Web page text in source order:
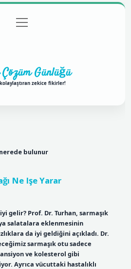
Gizlilik Politikası
menüyü
aç
Günlüğü
kolaylaştıran zekice fikirler!
bulunur
Ne Işe Yarar
gelir? Prof. Dr. Turhan, sarmaşık
salatalara eklenmesinin
da iyi geldiğini açıkladı. Dr.
sarmaşık otu sadece
ve kolesterol gibi
Ayrıca vücuttaki hastalıklı